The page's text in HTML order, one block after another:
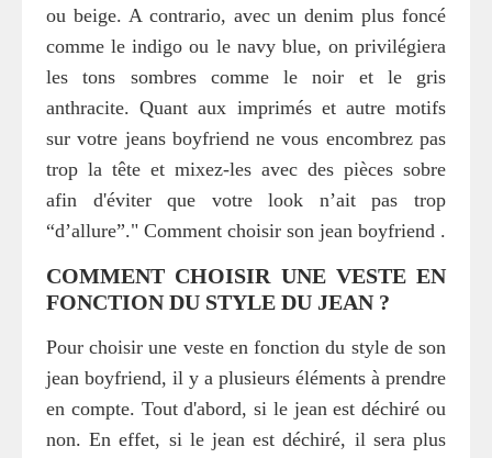
ou beige. A contrario, avec un denim plus foncé
comme le indigo ou le navy blue, on privilégiera
les tons sombres comme le noir et le gris
anthracite. Quant aux imprimés et autre motifs
sur votre jeans boyfriend ne vous encombrez pas
trop la tête et mixez-les avec des pièces sobre
afin d'éviter que votre look n’ait pas trop
“d’allure”." Comment choisir son jean boyfriend .
COMMENT CHOISIR UNE VESTE EN
FONCTION DU STYLE DU JEAN ?
Pour choisir une veste en fonction du style de son
jean boyfriend, il y a plusieurs éléments à prendre
en compte. Tout d'abord, si le jean est déchiré ou
non. En effet, si le jean est déchiré, il sera plus